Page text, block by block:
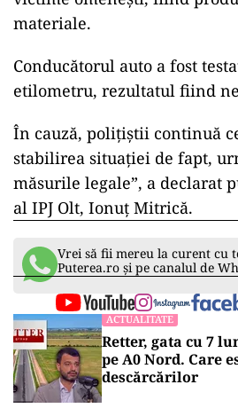
materiale.
Conducătorul auto a fost
etilometru, rezultatul fiind
În cauză, polițiștii continuă
stabilirea situației de fapt,
măsurile legale”, a declarat
al IPJ Olt, Ionuţ Mitrică.
Vrei să fii mereu la curent cu
Puterea.ro și pe canalul de
ACTUALITATE
Retter, gata cu 7
pe A0 Nord. Care
descărcărilor